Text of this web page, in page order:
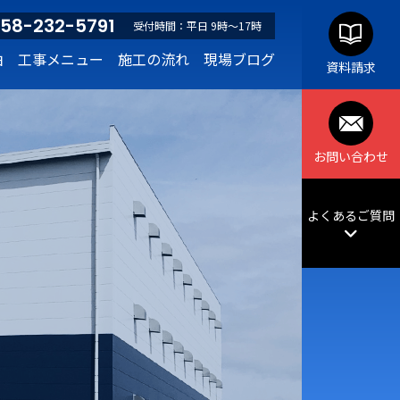
232-5791 受付時間：平日 9時～17時
工事メニュー 施工の流れ 現場ブログ 資料請求
お問い合わせ
よくあるご質問